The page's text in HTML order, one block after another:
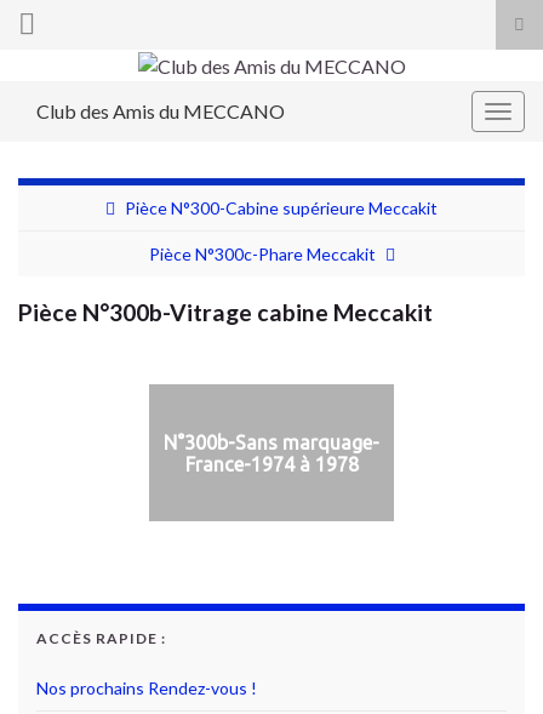
Search for:
Club des Amis du MECCANO
Pièce N°300-Cabine supérieure Meccakit
Pièce N°300c-Phare Meccakit
Pièce N°300b-Vitrage cabine Meccakit
N°300b-Sans marquage-
France-1974 à 1978
ACCÈS RAPIDE :
Nos prochains Rendez-vous !